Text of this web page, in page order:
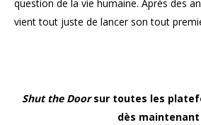
question de la vie humaine. Après des
vient tout juste de lancer son tout
Shut the Doorsur toutes les
dès maintenant